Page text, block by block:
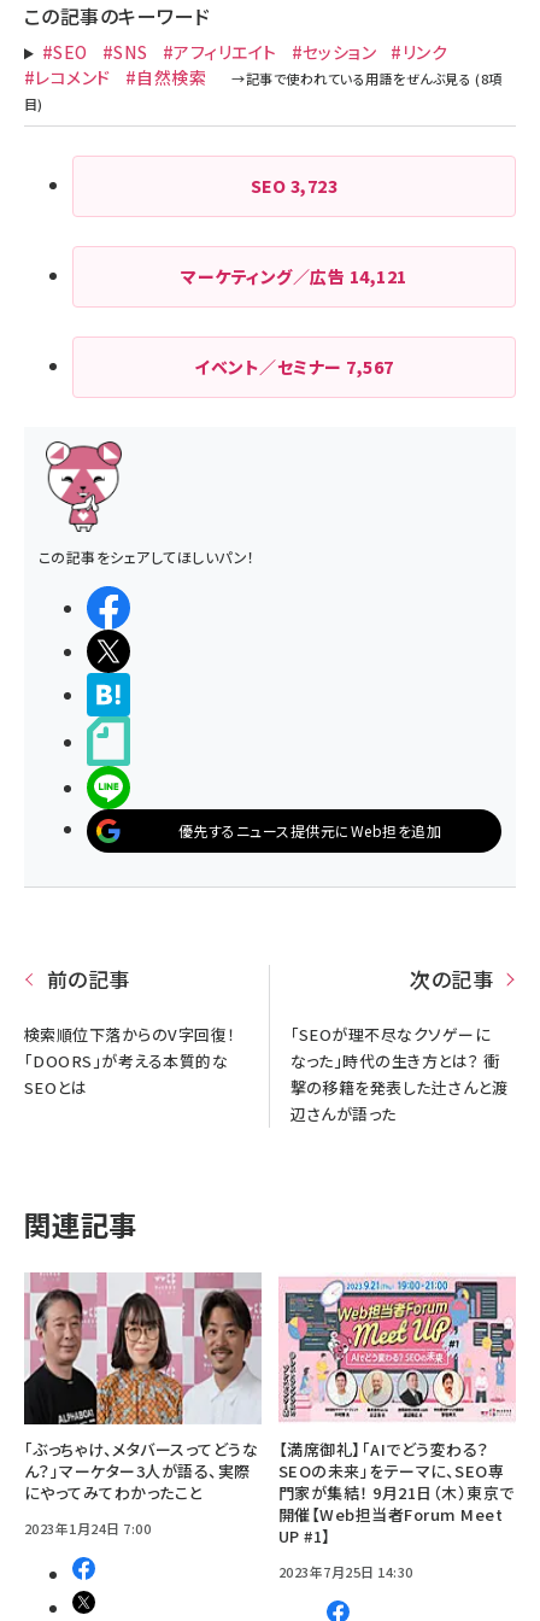
この記事のキーワード
#SEO #SNS #アフィリエイト #セッション
#リンク
#レコメンド
#自然検索
SEO 3,723
マーケティング／広告 14,121
イベント／セミナー 7,567
この記事をシェアしてほしいパン！
優先するニュース提供元にWeb担を追加
前の記事
検索順位下落からのV字回復！
「DOORS」が考える本質的な
SEOとは
次の記事
「SEOが理不尽なクソゲーに
なった」時代の生き方とは？ 衝
撃の移籍を発表した辻さんと渡
辺さんが語った
関連記事
「ぶっちゃけ、メタバースってどうな
ん？」マーケター3人が語る、実際
にやってみてわかったこと
2023年1月24日 7:00
【満席御礼】「AIでどう変わる？
SEOの未来」をテーマに、SEO専
門家が集結！ 9月21日（木）東京で
開催【Web担当者Forum Meet
UP #1】
2023年7月25日 14:30